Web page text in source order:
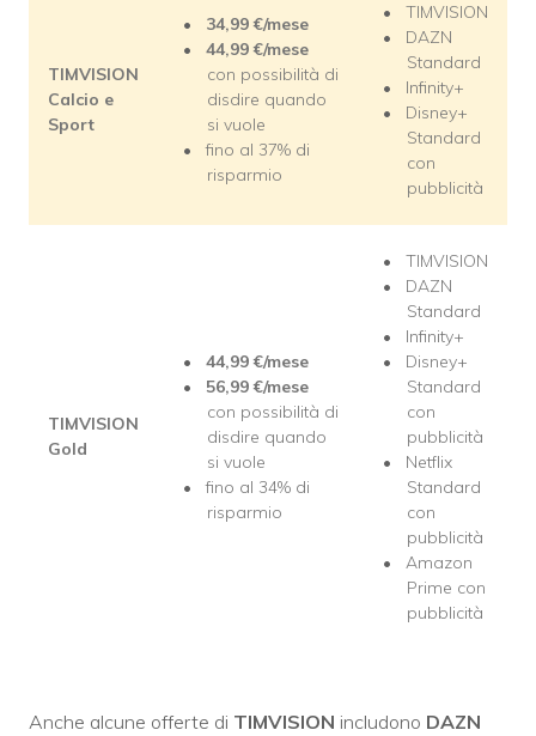
TIMVISION
Calcio e
Sport
34,99 €/mese
44,99 €/mese
con possibilità di
disdire quando
si vuole
fino al 37% di
risparmio
TIMVISION
DAZN
Standard
Infinity+
Disney+
Standard
con
pubblicità
TIMVISION
Gold
44,99 €/mese
56,99 €/mese
con possibilità di
disdire quando
si vuole
fino al 34% di
risparmio
TIMVISION
DAZN
Standard
Infinity+
Disney+
Standard
con
pubblicità
Netflix
Standard
con
pubblicità
Amazon
Prime con
pubblicità
Anche alcune offerte di TIMVISION includono DAZN